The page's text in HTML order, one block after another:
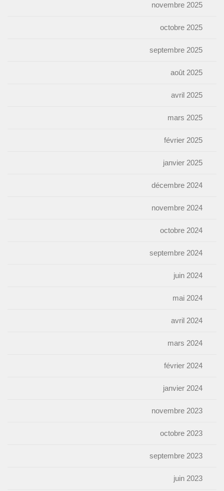
novembre 2025
octobre 2025
septembre 2025
août 2025
avril 2025
mars 2025
février 2025
janvier 2025
décembre 2024
novembre 2024
octobre 2024
septembre 2024
juin 2024
mai 2024
avril 2024
mars 2024
février 2024
janvier 2024
novembre 2023
octobre 2023
septembre 2023
juin 2023